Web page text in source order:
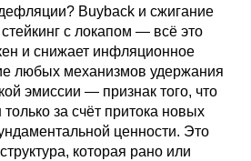
Buyback и сжигание
с локапом — всё это
и снижает инфляционное
любых механизмов удержания
эмиссии — признак того, что
за счёт притока новых
ценности. Это
которая рано или